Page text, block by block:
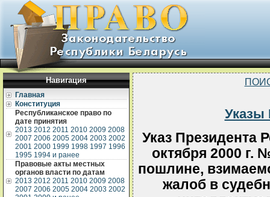
Навигация
Главная
Конституция
Республиканское право по
дате принятия
2013 2012 2011 2010 2009 2008
2007 2006 2005 2004 2003 2002
2001 2000 1999 1998 1997 1996
1995 1994 и ранее
Правовые акты местных
органов власти по датам
2013 2012 2011 2010 2009 2008
2007 2006 2005 2004 2003 2002
Указы
Указ Президента
октября 2000 г.
пошлине,
жалоб в